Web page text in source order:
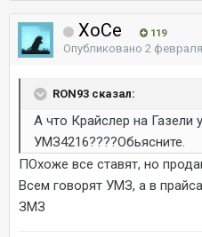
ХоСе 119
Опубликовано 2
RON93 сказал:
А что Крайслер на Газели
УМЗ4216????Обьясните.
ПОхоже все ставят, но
Всем говорят УМЗ, а в
ЗМЗ